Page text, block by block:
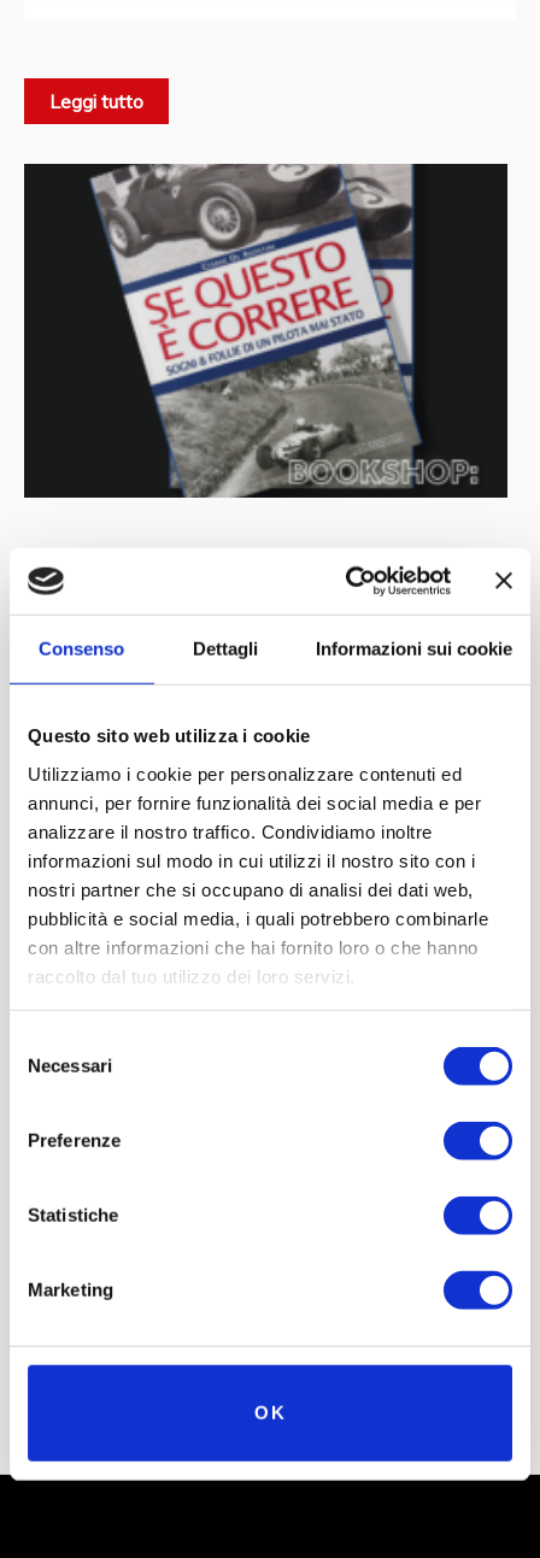
Consenso Dettagli Informazioni sui cookie
Questo sito web utilizza i cookie
Utilizziamo i cookie per personalizzare contenuti ed
annunci, per fornire funzionalità dei social media e per
analizzare il nostro traffico. Condividiamo inoltre
informazioni sul modo in cui utilizzi il nostro sito con i
nostri partner che si occupano di analisi dei dati web,
pubblicità e social media, i quali potrebbero combinarle
con altre informazioni che hai fornito loro o che hanno
raccolto dal tuo utilizzo dei loro servizi.
delNecessari
Preferenze
Statistiche
Marketing
OK
passione di tanti, tra illusioni di gloria, autografi mai
firmati e piste mai percorse. È un richiamo irresistibile,
sospeso e vittorie solo immaginate. Cesare De Agostini,
pilota mai stato ma narratore appassionato, racconta con il
suo stile unico le emozioni di chi ha vissuto la corsa… Solo
con il cuore. Attraverso le sue parole, i sogni prendono
forma, trasformando ogni lettore in un pilota dell’anima.
Lo trovi in vendita al bookshop del Museo Nicolis
insieme tanti altri libri di settore!
In collaborazione con Giorgio Nada Editore e Libreria
Leggi tutto
Il Museo Nicolis su Italia 1 a Studio
Aperto MAG Drive Up